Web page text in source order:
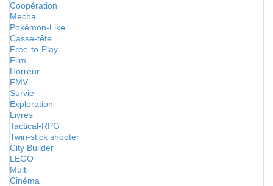
Coopération
Mecha
Pokémon-Like
Casse-tête
Free-to-Play
Film
Horreur
FMV
Survie
Exploration
Livres
Tactical-RPG
Twin-stick shooter
City Builder
LEGO
Multi
Cinéma